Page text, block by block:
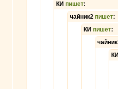
КИ пишет:
чайник2 пишет:
КИ пишет:
КИ